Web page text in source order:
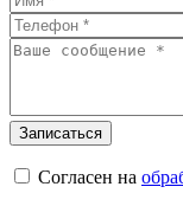
Согласен на